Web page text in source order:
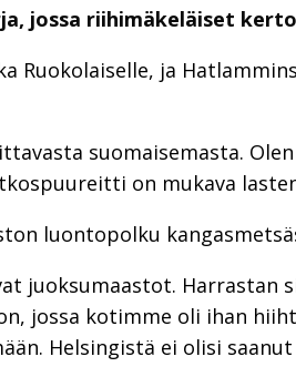
jossa riihimäkeläiset
Ruokolaiselle, ja
suomaisemasta.
on mukava
luontopolku
juoksumaastot. Harrastan
jossa kotimme oli ihan
Helsingistä ei olisi